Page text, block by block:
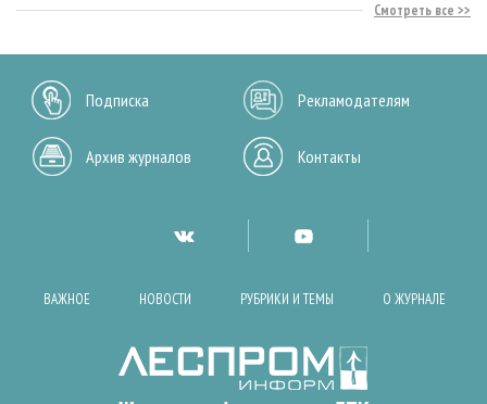
Смотреть все
Подписка Рекламодателям
Архив журналов Контакты
ВАЖНОЕ НОВОСТИ РУБРИКИ И ТЕМЫ О ЖУРНАЛЕ